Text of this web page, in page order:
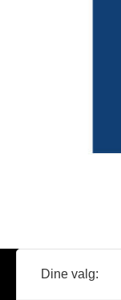
Dine valg: